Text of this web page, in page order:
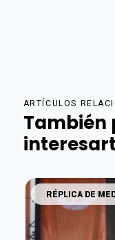
ARTÍCULOS
También
RÉPLICA DE